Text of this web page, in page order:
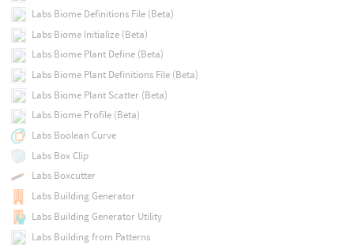
Labs Biome Definitions File (Beta)
Labs Biome Initialize (Beta)
Labs Biome Plant Define (Beta)
Labs Biome Plant Definitions File (Beta)
Labs Biome Plant Scatter (Beta)
Labs Biome Profile (Beta)
Labs Boolean Curve
Labs Box Clip
Labs Boxcutter
Labs Building Generator
Labs Building Generator Utility
Labs Building from Patterns